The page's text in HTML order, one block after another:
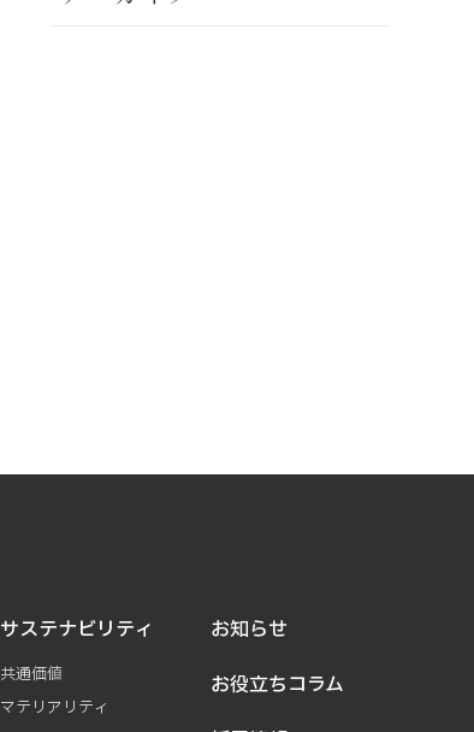
サステナビリティ
共通価値
マテリアリティ
お知らせ
お役立ちコラム